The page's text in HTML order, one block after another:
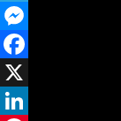
Telegram
Messenger
Facebook
X